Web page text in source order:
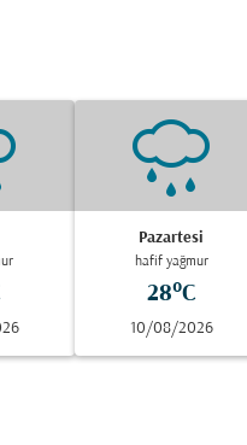
Pazartesi
hafif yağmur
28°C
10/08/2026